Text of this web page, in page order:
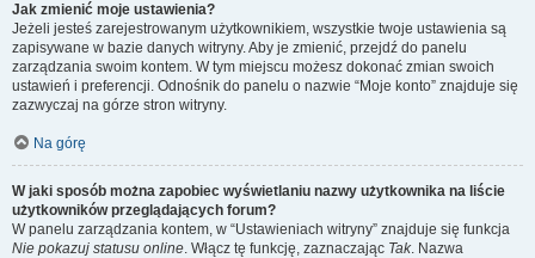
Jak zmienić moje ustawienia?
Jeżeli jesteś zarejestrowanym użytkownikiem, wszystkie twoje ustawienia są
zapisywane w bazie danych witryny. Aby je zmienić, przejdź do panelu
zarządzania swoim kontem. W tym miejscu możesz dokonać zmian swoich
ustawień i preferencji. Odnośnik do panelu o nazwie “Moje konto” znajduje się
zazwyczaj na górze stron witryny.
Na górę
W jaki sposób można zapobiec wyświetlaniu nazwy użytkownika na liście
użytkowników przeglądających forum?
W panelu zarządzania kontem, w “Ustawieniach witryny” znajduje się funkcja
Nie pokazuj statusu online. Włącz tę funkcję, zaznaczając Tak. Nazwa